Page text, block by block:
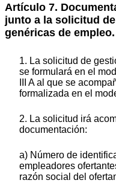
Artículo 7.
junto a la solicitud
genéricas de empleo.
1. La solicitud de
se formulará en el
III A al que se
formalizada en el
2. La solicitud irá
documentación:
a) Número de
empleadores
razón social del